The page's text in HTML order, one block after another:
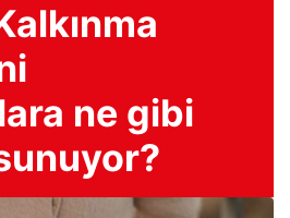
ne gibi